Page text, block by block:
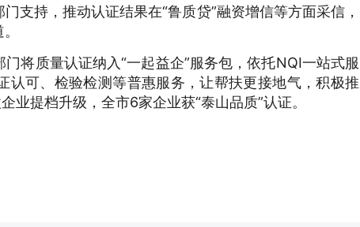
支持，推动认证结果在“鲁质贷”融资增信等方面采信，
将质量认证纳入“一起益企”服务包，依托NQI一站式服
认可、检验检测等普惠服务，让帮扶更接地气，积极推
业提档升级，全市6家企业获“泰山品质”认证。